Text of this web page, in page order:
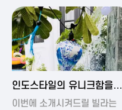
2024-11-19 01:35
인도스타일의 유니크함을
가진 풀빌라
이번에 소개시켜드릴 빌라는